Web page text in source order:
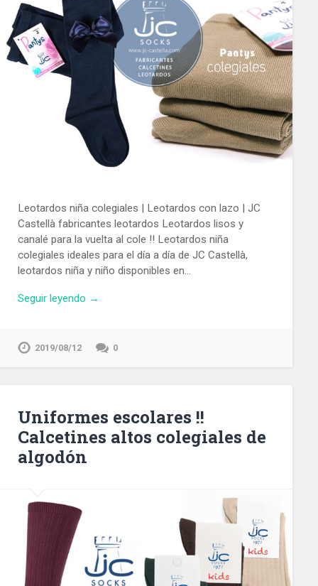
Leotardos niña colegiales | Leotardos con lazo | JC
Castellà fabricantes leotardos Leotardos lisos y
canalé para la vuelta al cole !! Leotardos niña
colegiales ideales para el día a día de JC Castellà,
leotardos niña y niño disponibles en…
Seguir leyendo →
2019/08/12 0
Uniformes escolares !!
Calcetines altos colegiales de
algodón